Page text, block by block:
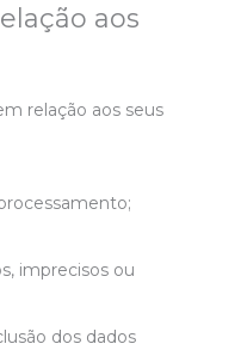
aos
relação aos seus
imprecisos ou
dos dados